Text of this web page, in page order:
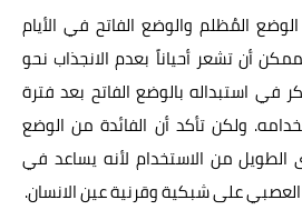
المُظلم والوضع الفاتح في الأيام
أن تشعر أحياناً بعدم الانجذاب نحو
في استبداله بالوضع الفاتح بعد فترة
ولكن تأكد أن الفائدة من الوضع
من الاستخدام لأنه يساعد في
العصبي على شبكية وقرنية عين الانسان.